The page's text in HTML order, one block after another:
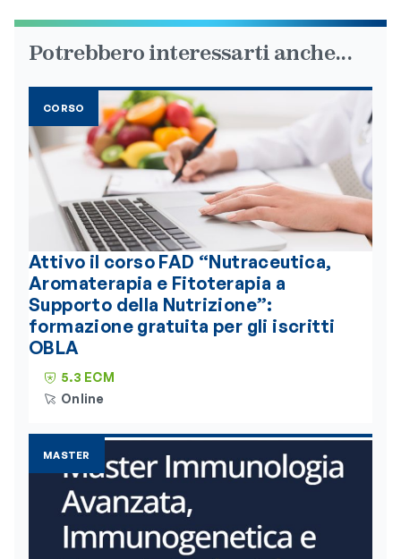
Potrebbero interessarti anche...
CORSO
Attivo il corso FAD “Nutraceutica,
Aromaterapia e Fitoterapia a
Supporto della Nutrizione”:
formazione gratuita per gli iscritti
OBLA
5.3 ECM
Online
MASTER